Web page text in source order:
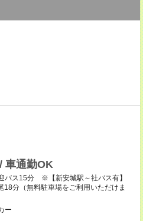
車通勤OK
バス15分 ※【新安城駅～社バス有】
分（無料駐車場をご利用いただけま
ー